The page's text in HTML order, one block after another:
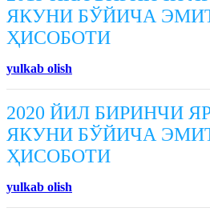
ЯКУНИ БЎЙИЧА
ҲИСОБОТИ
yulkab olish
2020 ЙИЛ БИРИНЧИ
ЯКУНИ БЎЙИЧА
ҲИСОБОТИ
yulkab olish